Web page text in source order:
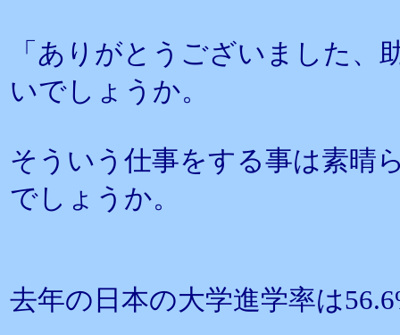
「ありがとうございました
いでしょうか。
そういう仕事をする事は素晴
でしょうか。
去年の日本の大学進学率は